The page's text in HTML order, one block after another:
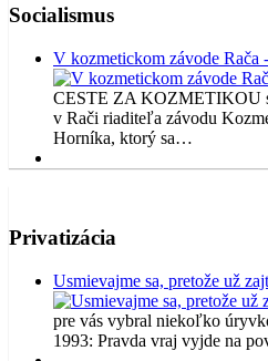
Socialismus
V kozmetickom závode Rača
CESTE ZA KOZMETIKOU
v Rači riaditeľa závodu
Horníka, ktorý sa…
Privatizácia
Usmievajme sa, pretože už
pre vás vybral niekoľko
1993: Pravda vraj vyjde na